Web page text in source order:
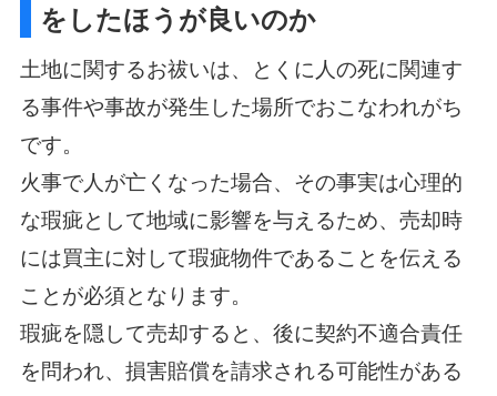
をしたほうが良いのか
土地に関するお祓いは、とくに人の死に関連す
る事件や事故が発生した場所でおこなわれがち
です。
火事で人が亡くなった場合、その事実は心理的
な瑕疵として地域に影響を与えるため、売却時
には買主に対して瑕疵物件であることを伝える
ことが必須となります。
瑕疵を隠して売却すると、後に契約不適合責任
を問われ、損害賠償を請求される可能性がある